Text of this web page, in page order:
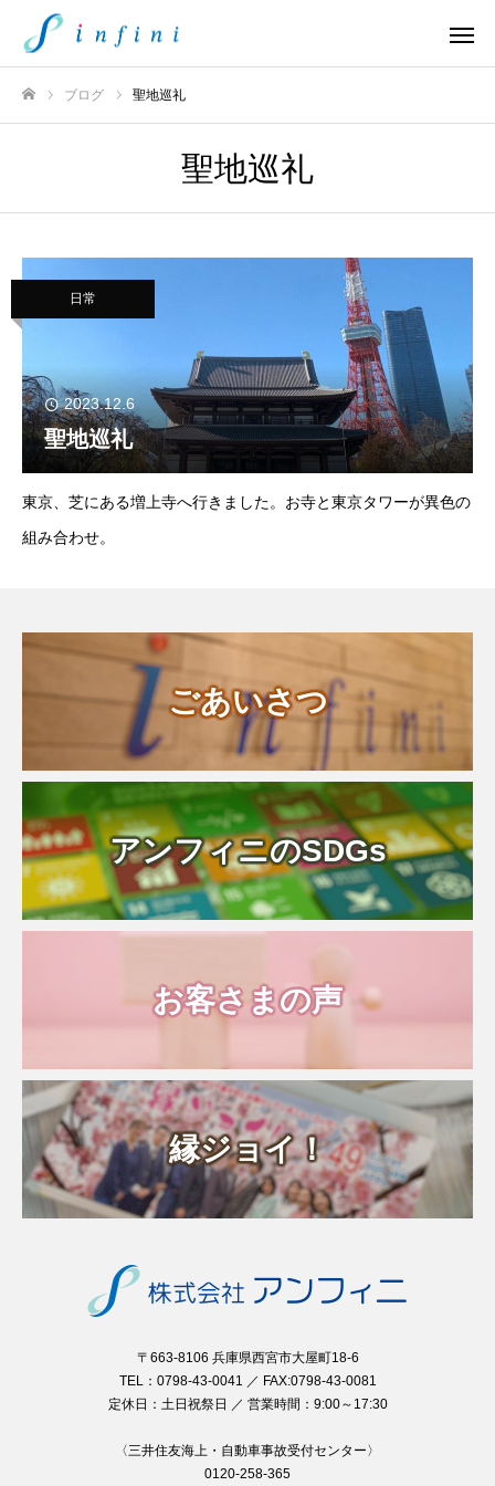
ブログ 聖地巡礼
聖地巡礼
日常
2023.12.6
聖地巡礼
東京、芝にある増上寺へ行きました。お寺と東京タワーが異色の
組み合わせ。
ごあいさつ
アンフィニのSDGs
お客さまの声
縁ジョイ！
〒663-8106 兵庫県西宮市大屋町18-6
TEL：0798-43-0041 ／ FAX:0798-43-0081
定休日：土日祝祭日 ／ 営業時間：9:00～17:30
〈三井住友海上・自動車事故受付センター〉
0120-258-365